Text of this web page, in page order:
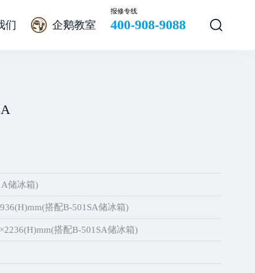
们 企鹅教室
报修专线
400-908-9088
储冰箱)
搭配B-501SA储冰箱)
搭配B-501SA储冰箱)